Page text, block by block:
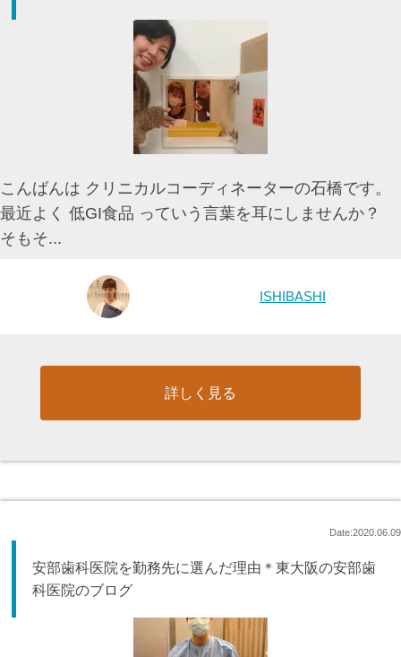
こんばんは クリニカルコーディネーターの石橋です。
最近よく 低GI食品 っていう言葉を耳にしませんか？
そもそ...
ISHIBASHI
詳しく見る
Date:2020.06.09
安部歯科医院を勤務先に選んだ理由＊東大阪の安部歯
科医院のブログ